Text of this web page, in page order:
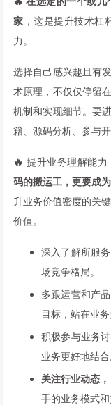
家 ，这是提升技术
力。
选择自己感兴趣且有
术原理，不仅仅停留
机制和实现细节。要
籍、源码分析、参与开
🔥 提升业务理解能力
码的搬运工，更要成
升业务价值密度的关
价值。
深入了解所服
场竞争格局。
多跟运营和产
目标，站在业
积极参与业务
业务更好地结合
关注行业动态，
手的业务模式和